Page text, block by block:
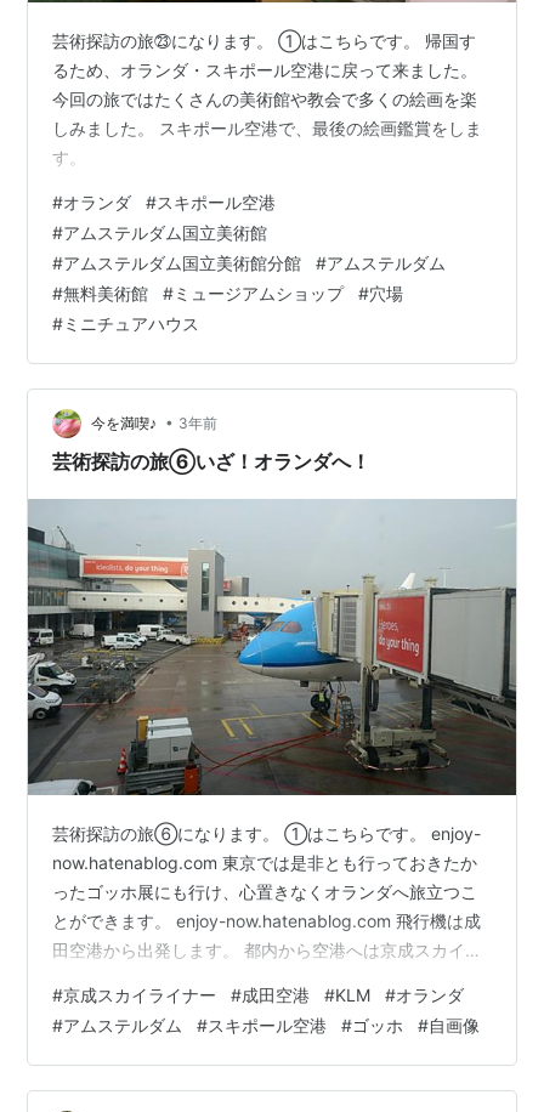
芸術探訪の旅㉓になります。 ①はこちらです。 帰国す
るため、オランダ・スキポール空港に戻って来ました。
今回の旅ではたくさんの美術館や教会で多くの絵画を楽
しみました。 スキポール空港で、最後の絵画鑑賞をしま
す。
#オランダ #スキポール空港
#アムステルダム国立美術館
#アムステルダム国立美術館分館 #アムステルダム
#無料美術館 #ミュージアムショップ #穴場
#ミニチュアハウス
今を満喫♪ • 3年前
芸術探訪の旅⑥いざ！オランダへ！
芸術探訪の旅⑥になります。 ①はこちらです。 enjoy-
now.hatenablog.com 東京では是非とも行っておきたか
ったゴッホ展にも行け、心置きなくオランダへ旅立つこ
とができます。 enjoy-now.hatenablog.com 飛行機は成
田空港から出発します。 都内から空港へは京成スカイラ
たが、それなりに乗客はいました。 しかし満席になるほ
どでもなく隣の席は空いたままで、また停車駅もほぼな
く、とてもゆったり移動することができました。 （スカ
イライナーで唯一撮った写真📸）
#京成スカイライナー #成田空港 #KLM #オランダ
#アムステルダム #スキポール空港 #ゴッホ #自画像